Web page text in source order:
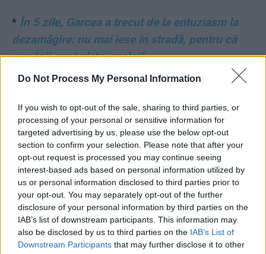
Do Not Process My Personal Information
If you wish to opt-out of the sale, sharing to third parties, or
processing of your personal or sensitive information for
targeted advertising by us, please use the below opt-out
section to confirm your selection. Please note that after your
opt-out request is processed you may continue seeing
interest-based ads based on personal information utilized by
us or personal information disclosed to third parties prior to
your opt-out. You may separately opt-out of the further
disclosure of your personal information by third parties on the
IAB’s list of downstream participants. This information may
also be disclosed by us to third parties on the IAB’s List of
Downstream Participants that may further disclose it to other
* În 5 zile, Garcea a trecut de la entuziasm la
dezamăgire: nu mai iese în stradă, pentru că
românii sunt niște „melci”
Fugarul Ghiță, trimis în judecată de DNA. A
luat șpagă între 3 și 10 milioane de euro
traficându-și influența politică. A dirijat
contracte din bani publici către partenerii săi
de afaceri
*Primarul-infractor Piedone l-a angajat pe
șest, cu o dublă sinecură, pe generalul-
hoțoman Dobrițoiu, colegul său de partid
- Advertisement -